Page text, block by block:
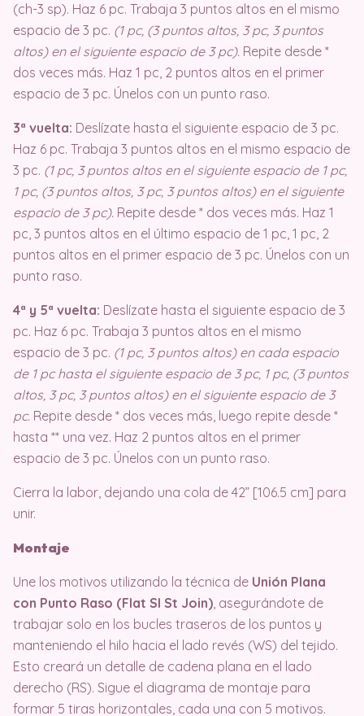
(ch-3 sp). Haz 6 pc. Trabaja 3 puntos altos en el mismo
espacio de 3 pc. (1 pc, (3 puntos altos, 3 pc, 3 puntos
altos) en el siguiente espacio de 3 pc). Repite desde *
dos veces más. Haz 1 pc, 2 puntos altos en el primer
espacio de 3 pc. Únelos con un punto raso.
3ª vuelta: Deslízate hasta el siguiente espacio de 3 pc.
Haz 6 pc. Trabaja 3 puntos altos en el mismo espacio de
3 pc. (1 pc, 3 puntos altos en el siguiente espacio de 1 pc,
1 pc, (3 puntos altos, 3 pc, 3 puntos altos) en el siguiente
espacio de 3 pc). Repite desde * dos veces más. Haz 1
pc, 3 puntos altos en el último espacio de 1 pc, 1 pc, 2
puntos altos en el primer espacio de 3 pc. Únelos con un
punto raso.
4ª y 5ª vuelta: Deslízate hasta el siguiente espacio de 3
pc. Haz 6 pc. Trabaja 3 puntos altos en el mismo
espacio de 3 pc. (1 pc, 3 puntos altos) en cada espacio
de 1 pc hasta el siguiente espacio de 3 pc, 1 pc, (3 puntos
altos, 3 pc, 3 puntos altos) en el siguiente espacio de 3
pc. Repite desde * dos veces más, luego repite desde *
hasta ** una vez. Haz 2 puntos altos en el primer
espacio de 3 pc. Únelos con un punto raso.
Cierra la labor, dejando una cola de 42” [106.5 cm] para
unir.
Montaje
Une los motivos utilizando la técnica de Unión Plana
con Punto Raso (Flat Sl St Join), asegurándote de
trabajar solo en los bucles traseros de los puntos y
manteniendo el hilo hacia el lado revés (WS) del tejido.
Esto creará un detalle de cadena plana en el lado
derecho (RS). Sigue el diagrama de montaje para
formar 5 tiras horizontales, cada una con 5 motivos.